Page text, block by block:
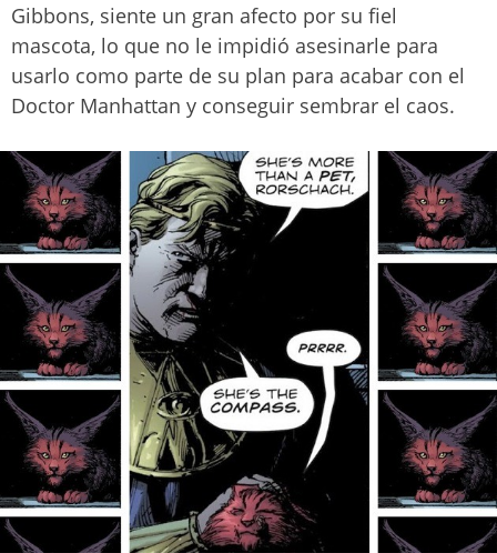
Gibbons, siente un gran afecto por su fiel
mascota, lo que no le impidió asesinarle para
usarlo como parte de su plan para acabar con el
Doctor Manhattan y conseguir sembrar el caos.